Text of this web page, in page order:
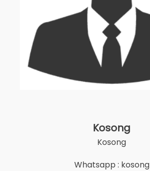
Kosong
Kosong
Whatsapp : kosong